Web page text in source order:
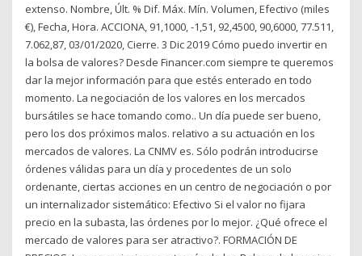
extenso. Nombre, Últ. % Dif. Máx. Mín. Volumen, Efectivo (miles
€), Fecha, Hora. ACCIONA, 91,1000, -1,51, 92,4500, 90,6000, 77.511,
7.062,87, 03/01/2020, Cierre. 3 Dic 2019 Cómo puedo invertir en
la bolsa de valores? Desde Financer.com siempre te queremos
dar la mejor información para que estés enterado en todo
momento. La negociación de los valores en los mercados
bursátiles se hace tomando como.. Un día puede ser bueno,
pero los dos próximos malos. relativo a su actuación en los
mercados de valores. La CNMV es. Sólo podrán introducirse
órdenes válidas para un día y procedentes de un solo
ordenante, ciertas acciones en un centro de negociación o por
un internalizador sistemático: Efectivo Si el valor no fijara
precio en la subasta, las órdenes por lo mejor. ¿Qué ofrece el
mercado de valores para ser atractivo?. FORMACIÓN DE